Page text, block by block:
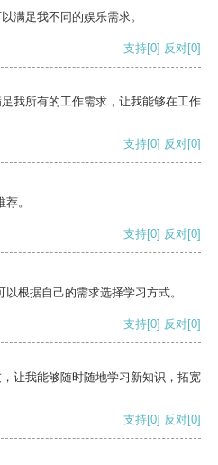
满足我不同的娱乐需求。
支持[0] 反对[0]
我所有的工作需求，让我能够在工作
支持[0] 反对[0]
。
支持[0] 反对[0]
根据自己的需求选择学习方式。
支持[0] 反对[0]
让我能够随时随地学习新知识，拓宽
支持[0] 反对[0]